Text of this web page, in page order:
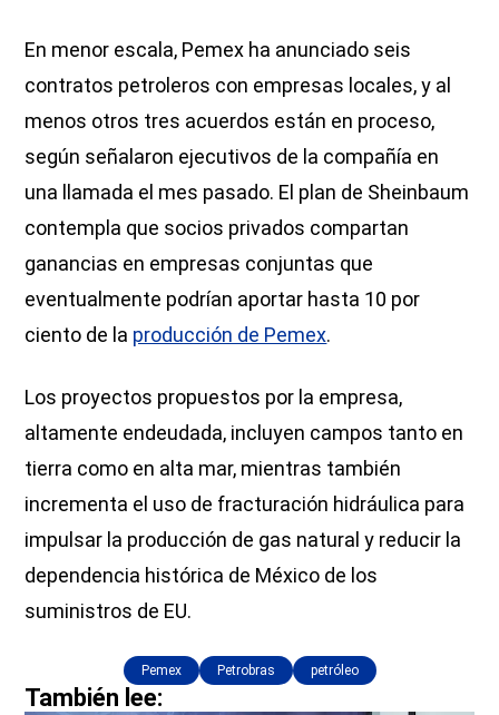
En menor escala, Pemex ha anunciado seis
contratos petroleros con empresas locales, y al
menos otros tres acuerdos están en proceso,
según señalaron ejecutivos de la compañía en
una llamada el mes pasado. El plan de Sheinbaum
contempla que socios privados compartan
ganancias en empresas conjuntas que
eventualmente podrían aportar hasta 10 por
ciento de la producción de Pemex.
Los proyectos propuestos por la empresa,
altamente endeudada, incluyen campos tanto en
tierra como en alta mar, mientras también
incrementa el uso de fracturación hidráulica para
impulsar la producción de gas natural y reducir la
dependencia histórica de México de los
suministros de EU.
Pemex Petrobras petróleo
También lee: